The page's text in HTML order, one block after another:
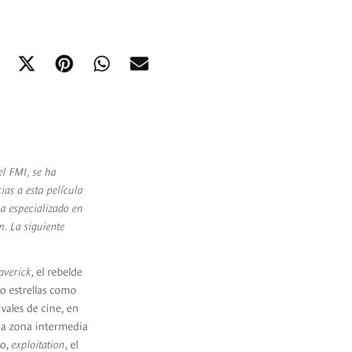
FMI, se ha
a esta película
especializado en
La siguiente
, el rebelde
estrellas como
de cine, en
zona intermedia
exploitation, el